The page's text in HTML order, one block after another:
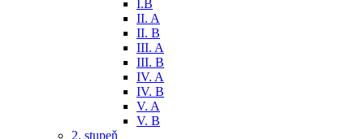
I.B
II. A
II. B
III. A
III. B
IV. A
IV. B
V. A
V. B
2. stupeň